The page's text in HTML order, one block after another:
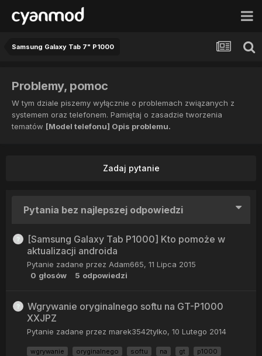
Samsung Galaxy Tab 7" P1000
Problemy, pomoc
W tym dziale piszemy wyłącznie o problemach związanych z
systemem oraz telefonem. Pamiętaj o zasadzie tworzenia
tematów [Model telefonu] Opis problemu.
Zadaj pytanie
Pytania bez najlepszej odpowiedzi
[Samsung Galaxy Tab P1000] Kto pomoże w
aktualizacji androida
Pytanie zadane przez Adam665, 11 Lipca 2015
0 głosów 5 odpowiedzi
Wgrywanie oryginalnego softu na GT-P1000
XXJPZ
Pytanie zadane przez marek3542tylko, 10 Lutego 2014
wgrywanie oryginalnego softu na gt
p1000